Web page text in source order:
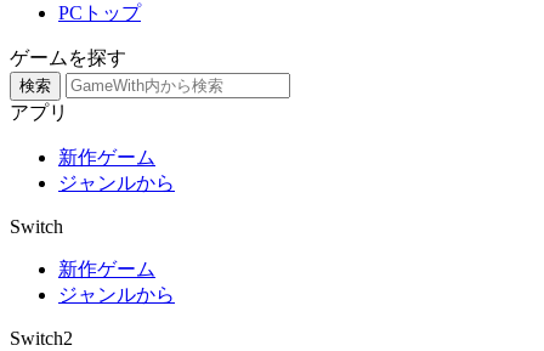
PCトップ
ゲームを探す
検索
アプリ
新作ゲーム
ジャンルから
Switch
新作ゲーム
ジャンルから
Switch2